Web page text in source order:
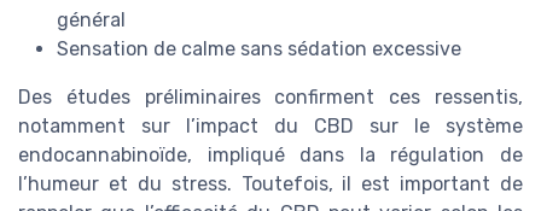
général
Sensation de calme sans sédation excessive
Des études préliminaires confirment ces ressentis,
notamment sur l’impact du CBD sur le système
endocannabinoïde, impliqué dans la régulation de
l’humeur et du stress. Toutefois, il est important de